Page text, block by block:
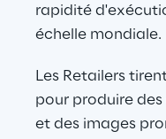
rapidité
échelle mondiale.
Les Retailers
pour produire
et des images